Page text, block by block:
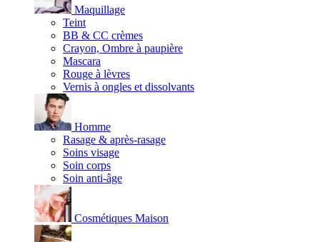
Maquillage
Teint
BB & CC crèmes
Crayon, Ombre à paupière
Mascara
Rouge à lèvres
Vernis à ongles et dissolvants
Homme
Rasage & après-rasage
Soins visage
Soin corps
Soin anti-âge
Cosmétiques Maison